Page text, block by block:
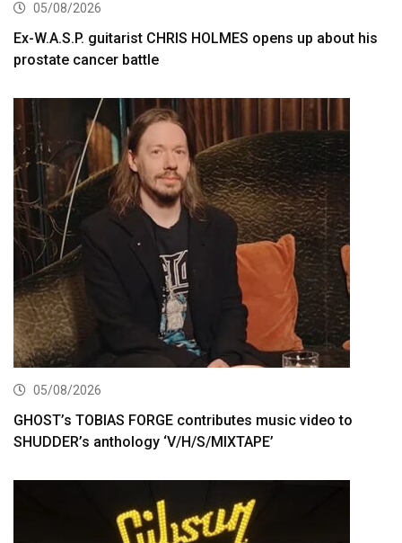
05/08/2026
Ex-W.A.S.P. guitarist CHRIS HOLMES opens up about his
prostate cancer battle
05/08/2026
GHOST’s TOBIAS FORGE contributes music video to
SHUDDER’s anthology ‘V/H/S/MIXTAPE’